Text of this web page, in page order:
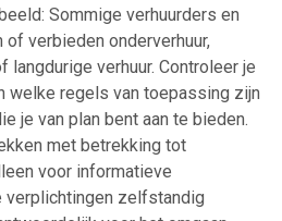
Sommige verhuurders en
of verbieden onderverhuur,
langdurige verhuur. Controleer je
welke regels van toepassing zijn
je van plan bent aan te bieden.
met betrekking tot
voor informatieve
verplichtingen zelfstandig